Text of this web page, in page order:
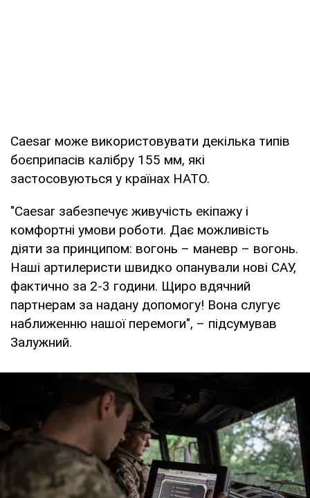
Caesar може використовувати декілька типів
боєприпасів калібру 155 мм, які
застосовуються у країнах НАТО.
"Caesar забезпечує живучість екіпажу і
комфортні умови роботи. Дає можливість
діяти за принципом: вогонь – маневр – вогонь.
Наші артилеристи швидко опанували нові САУ,
фактично за 2-3 години. Щиро вдячний
партнерам за надану допомогу! Вона слугує
наближенню нашої перемоги", – підсумував
Залужний.